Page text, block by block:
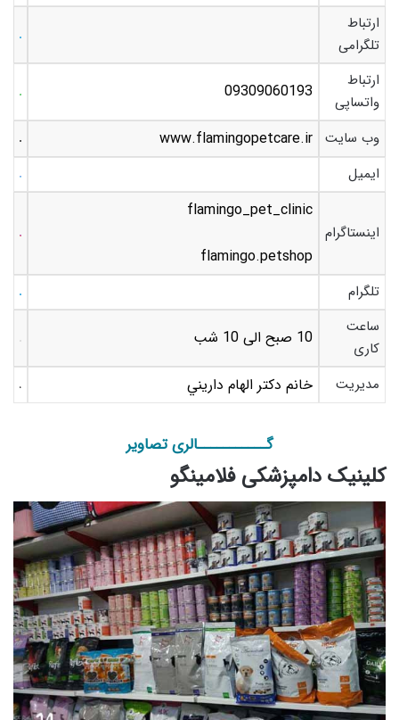
ارتباط
تلگرامی
ارتباط
واتساپی
09309060193
وب سایت www.flamingopetcare.ir
ایمیل
اینستاگرام
flamingo_pet_clinic
flamingo.petshop
تلگرام
ساعت
کاری
10 صبح الی 10 شب
مدیریت خانم دکتر الهام داريني
گـــــــــــالری تصاویر
کلینیک دامپزشکی فلامینگو